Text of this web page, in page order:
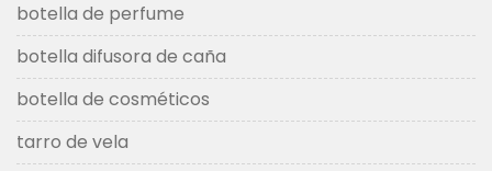
botella de perfume
botella difusora de caña
botella de cosméticos
tarro de vela